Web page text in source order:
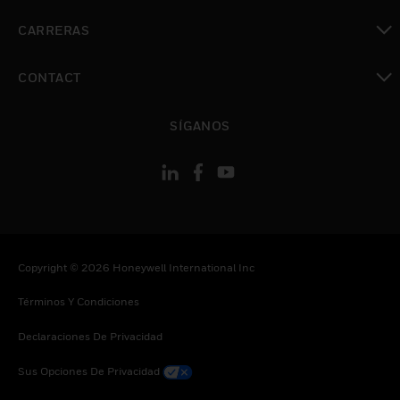
CARRERAS
CONTACT
SÍGANOS
Copyright © 2026 Honeywell International Inc
Términos Y Condiciones
Declaraciones De Privacidad
Sus Opciones De Privacidad